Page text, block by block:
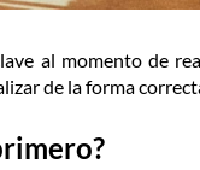
al momento de
de la forma